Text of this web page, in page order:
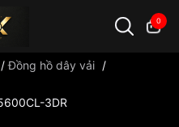
0
hồ Orient
/Đồng hồ dây vải /
3DR